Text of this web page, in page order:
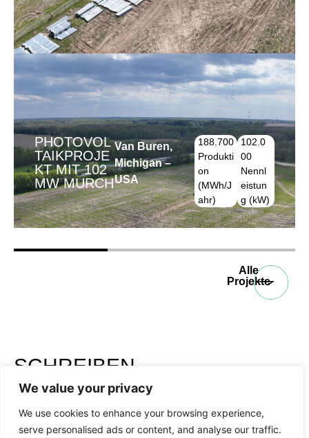
We value your privacy
We use cookies to enhance your browsing experience,
serve personalised ads or content, and analyse our traffic.
PHOTOVOL
TAIKPROJE
KT MIT 102
MW MURCH
Van Buren,
Michigan –
USA
188.700
Produkti
on
(MWh/J
ahr)
102.0
00
Nennl
eistun
g (kW)
Alle
Projekte
SCHREIBEN
SIE UNS